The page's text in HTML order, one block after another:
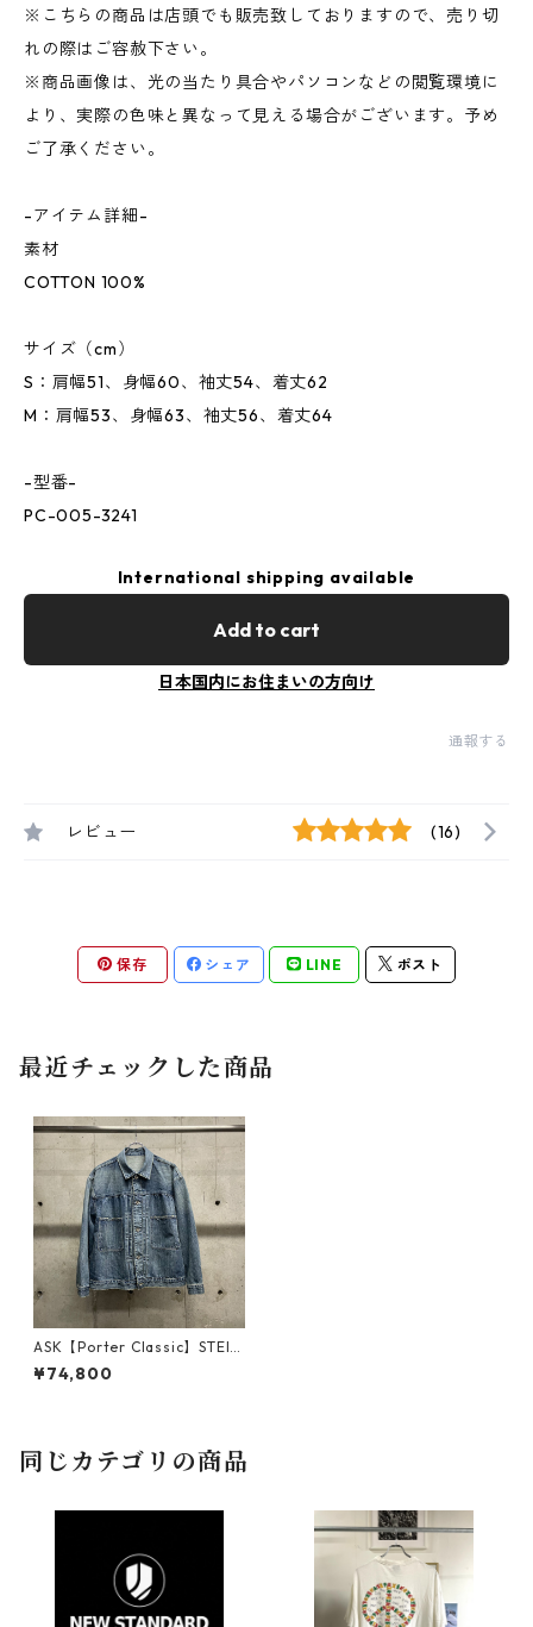
※こちらの商品は店頭でも販売致しておりますので、売り切
れの際はご容赦下さい。
※商品画像は、光の当たり具合やパソコンなどの閲覧環境に
より、実際の色味と異なって見える場合がございます。予め
ご了承ください。
-アイテム詳細-
素材
COTTON 100%
サイズ（cm）
S：肩幅51、身幅60、袖丈54、着丈62
M：肩幅53、身幅63、袖丈56、着丈64
-型番-
PC-005-3241
International shipping available
Add to cart
日本国内にお住まいの方向け
通報する
レビュー (16)
保存 シェア LINE ポスト
最近チェックした商品
ASK【Porter Classic】STEIN
BECK DENIM JACKET_BLUE
¥74,800
同じカテゴリの商品